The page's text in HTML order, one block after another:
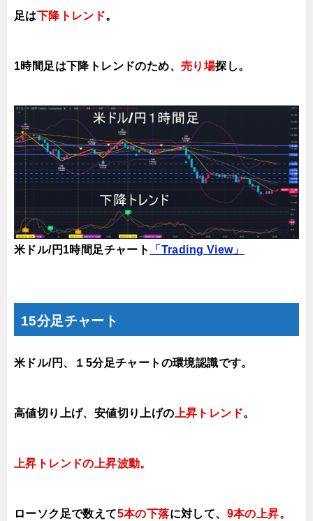
足は下降トレンド。
1時間足は下降トレンドのため、売り場探し。
米ドル/円1時間足チャート 「Trading View」
15分足チャート
米ドル/円、１5分足チャートの環境認識です。
高値切り上げ、安値切り上げの 上昇トレンド。
上昇トレンドの上昇波動。
ローソク足で数えて5本の下落に対して、 9本の上昇。